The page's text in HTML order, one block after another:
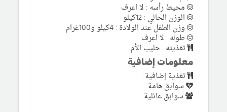
محيط رأسه : لا اعرف
الوزن الحالي : 12كيلو
وزن الطفل عند الولادة : 4كيلو و100غرام
طوله : لا اعرف
تغذيته : حليب الأم
معلومات إضافية
تغذية إضافية :
سوابق هامة :
سوابق عائلية :